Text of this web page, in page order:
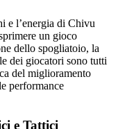
e l’energia di Chivu
un gioco
dello spogliatoio, la
dei giocatori sono tutti
del miglioramento
performance
e Tattici